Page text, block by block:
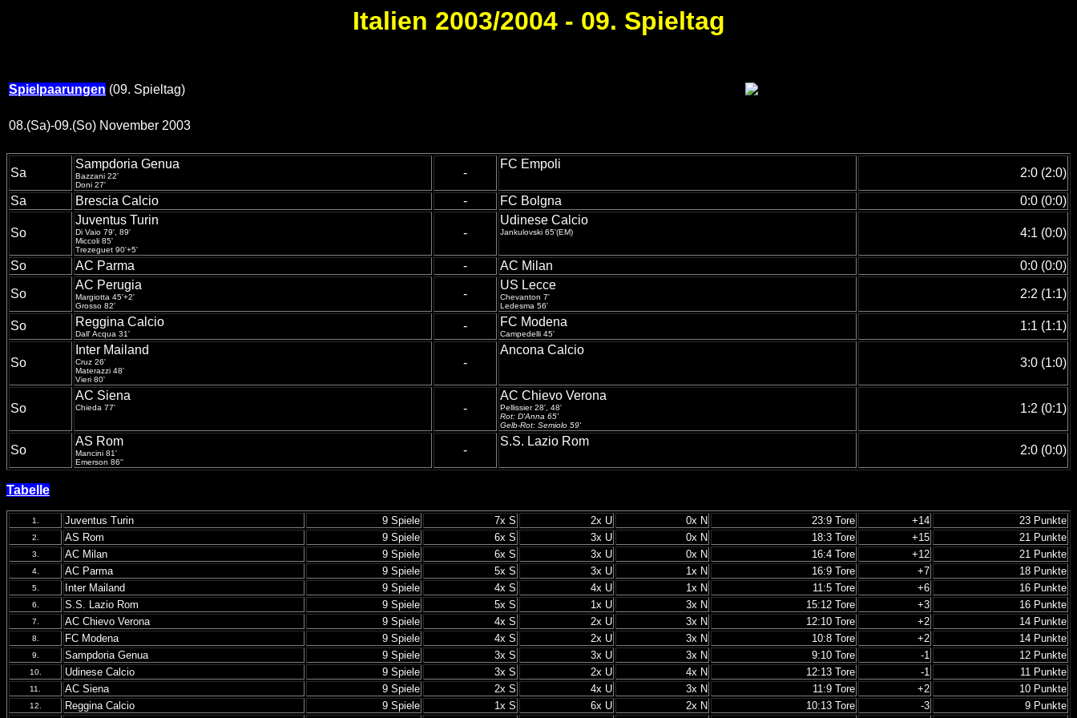
Italien 2003/2004 - 09. Spieltag
Spielpaarungen (09. Spieltag)
08.(Sa)-09.(So) November 2003
Sa
Sampdoria Genua
Bazzani 22'
Doni 27'
-
FC Empoli
2:0 (2:0)
Sa Brescia Calcio - FC Bolgna 0:0 (0:0)
So
Juventus Turin
Di Vaio 79', 89'
Miccoli 85'
Trezeguet 90'+5'
-
Udinese Calcio
Jankulovski 65'(EM) 4:1 (0:0)
So AC Parma - AC Milan 0:0 (0:0)
So
AC Perugia
Margiotta 45'+2'
Grosso 82'
-
US Lecce
Chevanton 7'
Ledesma 56'
2:2 (1:1)
So Reggina Calcio
Dall' Acqua 31'
- FC Modena
Campedelli 45'
1:1 (1:1)
So
Inter Mailand
Cruz 26'
Materazzi 48'
Vieri 80'
-
Ancona Calcio
3:0 (1:0)
So
AC Siena
Chieda 77' -
AC Chievo Verona
Pellissier 28', 48'
Rot: D'Anna 65'
Gelb-Rot: Semiolo 59'
1:2 (0:1)
So
AS Rom
Mancini 81'
Emerson 86''
-
S.S. Lazio Rom
2:0 (0:0)
Tabelle
1. Juventus Turin 9 Spiele 7x S 2x U 0x N 23:9 Tore +14 23 Punkte
2. AS Rom 9 Spiele 6x S 3x U 0x N 18:3 Tore +15 21 Punkte
3. AC Milan 9 Spiele 6x S 3x U 0x N 16:4 Tore +12 21 Punkte
4. AC Parma 9 Spiele 5x S 3x U 1x N 16:9 Tore +7 18 Punkte
5. Inter Mailand 9 Spiele 4x S 4x U 1x N 11:5 Tore +6 16 Punkte
6. S.S. Lazio Rom 9 Spiele 5x S 1x U 3x N 15:12 Tore +3 16 Punkte
7. AC Chievo Verona 9 Spiele 4x S 2x U 3x N 12:10 Tore +2 14 Punkte
8. FC Modena 9 Spiele 4x S 2x U 3x N 10:8 Tore +2 14 Punkte
9. Sampdoria Genua 9 Spiele 3x S 3x U 3x N 9:10 Tore -1 12 Punkte
10. Udinese Calcio 9 Spiele 3x S 2x U 4x N 12:13 Tore -1 11 Punkte
11. AC Siena 9 Spiele 2x S 4x U 3x N 11:9 Tore +2 10 Punkte
12. Reggina Calcio 9 Spiele 1x S 6x U 2x N 10:13 Tore -3 9 Punkte